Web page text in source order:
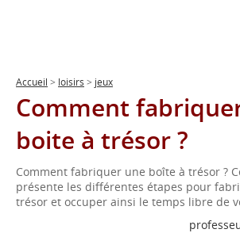
Accueil > loisirs > jeux
Comment
boite à trésor ?
Comment fabriquer une boîte à trésor ?
présente les différentes étapes pour
trésor et occuper ainsi le temps libre de